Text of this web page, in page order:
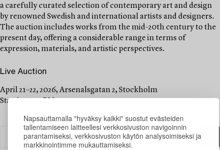
Napsauttamalla "hyväksy kaikki" suostut evästeiden
tallentamiseen laitteellesi verkkosivuston navigoinnin
parantamiseksi, verkkosivuston käytön analysoimiseksi ja
markkinointimme mukauttamiseksi.
a carefully curated selection of contemporary art and design
by renowned Swedish and international artists and designers.
The auction includes works from the mid-20th century to the
present day, offering a considerable range in terms of
expression, materials, and artistic perspectives.
Live Auction
April 21–22, 2026, Arsenalsgatan 2, Stockholm
Starting at 1 PM